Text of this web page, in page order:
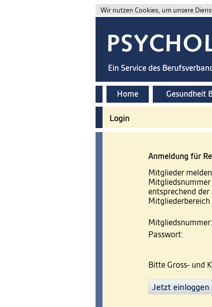
Wir nutzen Cookies, um unsere
Ein Service des
Home Gesundheit
Login
Anmeldung für
Mitglieder
entsprechend
Mitgliederbereich
Mitgliedsnummer:
Passwort:
Bitte Gross- und
Jetzt einloggen